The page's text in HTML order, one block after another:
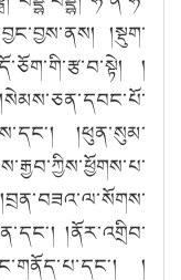
།སྡུག་
།
།ཕུན་སུམ་
།ནོར་འགྲིབ་
།